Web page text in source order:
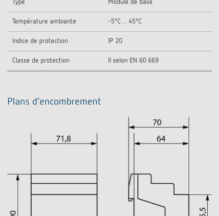
Type Module de base
Température ambiante -5°C ... 45°C
Indice de protection IP 20
Classe de protection II selon EN 60 669
Plans d'encombrement